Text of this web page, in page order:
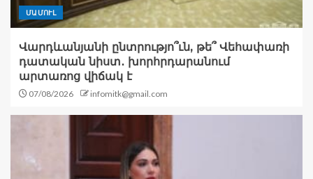
ՄԱՄՈՒԼ
Վարդևանյանի ընտրությո՞ւն, թե՞ Վեհափառի
դատական նիստ․ խորհրդարանում
արտառոց վիճակ է
07/08/2026 infomitk@gmail.com